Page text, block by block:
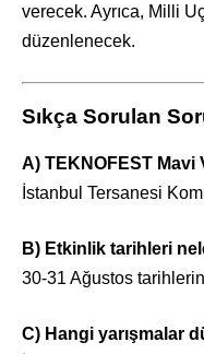
verecek. Ayrıca, Milli
düzenlenecek.
Sıkça Sorulan
A) TEKNOFEST
İstanbul Tersanesi
B) Etkinlik tarihleri
30-31 Ağustos
C) Hangi yarışmalar